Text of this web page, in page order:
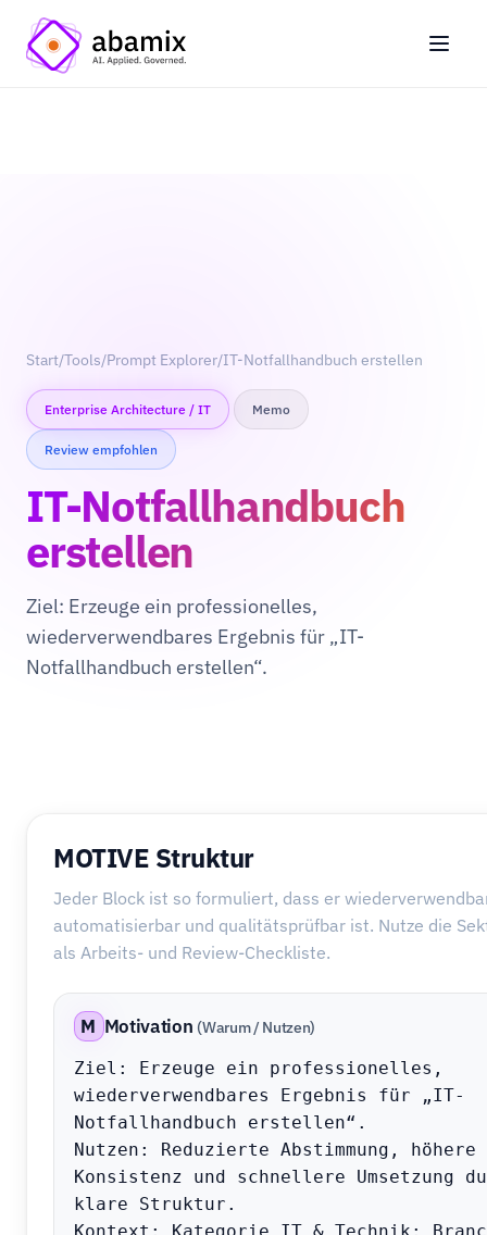
Start/Tools/Prompt Explorer/IT-Notfallhandbuch erstellen
Enterprise Architecture / IT Memo
Review empfohlen
IT-Notfallhandbuch
erstellen
Ziel: Erzeuge ein professionelles,
wiederverwendbares Ergebnis für „IT-
Notfallhandbuch erstellen“.
MOTIVE Struktur
Jeder Block ist so formuliert, dass er
automatisierbar und qualitätsprüfbar ist. Nutze die
als Arbeits- und Review-Checkliste.
M Motivation (Warum / Nutzen)
Ziel: Erzeuge ein professionelles,
wiederverwendbares Ergebnis für „IT-
Notfallhandbuch erstellen“.
Nutzen: Reduzierte Abstimmung, höhere
Konsistenz und schnellere Umsetzung
klare Struktur.